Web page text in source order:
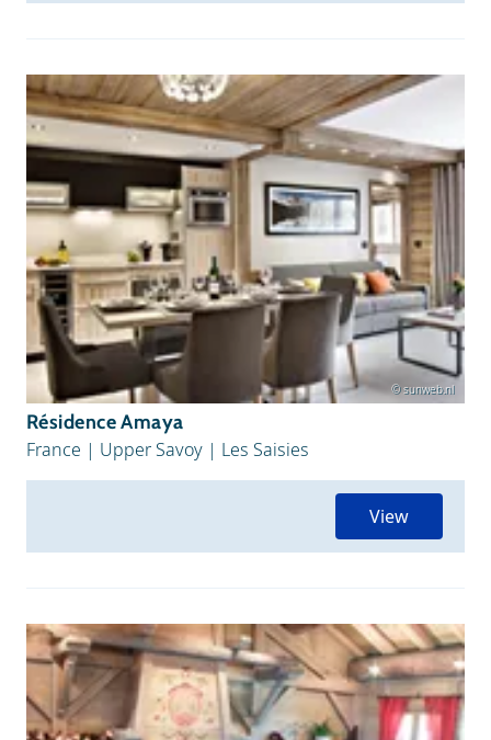
© sunweb.nl
Résidence Amaya
France | Upper Savoy | Les Saisies
View